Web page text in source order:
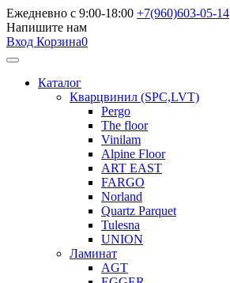
Ежедневно с 9:00-18:00 +7(960)603-05-14
Напишите нам
Вход Корзина0
Каталог
Кварцвинил (SPC,LVT)
Pergo
The floor
Vinilam
Alpine Floor
ART EAST
FARGO
Norland
Quartz Parquet
Tulesna
UNION
Ламинат
AGT